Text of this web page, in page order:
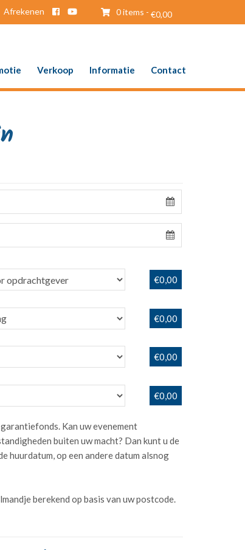
0 items - €0,00
Afrekenen
Verkoop Informatie Contact
€0,00
€0,00
€0,00
€0,00
Kan uw evenement
buiten uw macht? Dan kunt u de
huurdatum, op een andere datum alsnog
berekend op basis van uw postcode.